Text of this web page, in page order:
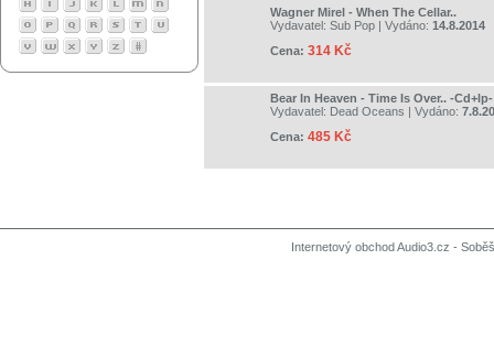
Wagner Mirel - When The Cellar..
Vydavatel: Sub Pop | Vydáno: 14.8.2014
Cena: 314 Kč
Bear In Heaven - Time Is Over.. -Cd+lp-
Vydavatel: Dead Oceans | Vydáno:
Cena: 485 Kč
Internetový obchod Audio3.cz -